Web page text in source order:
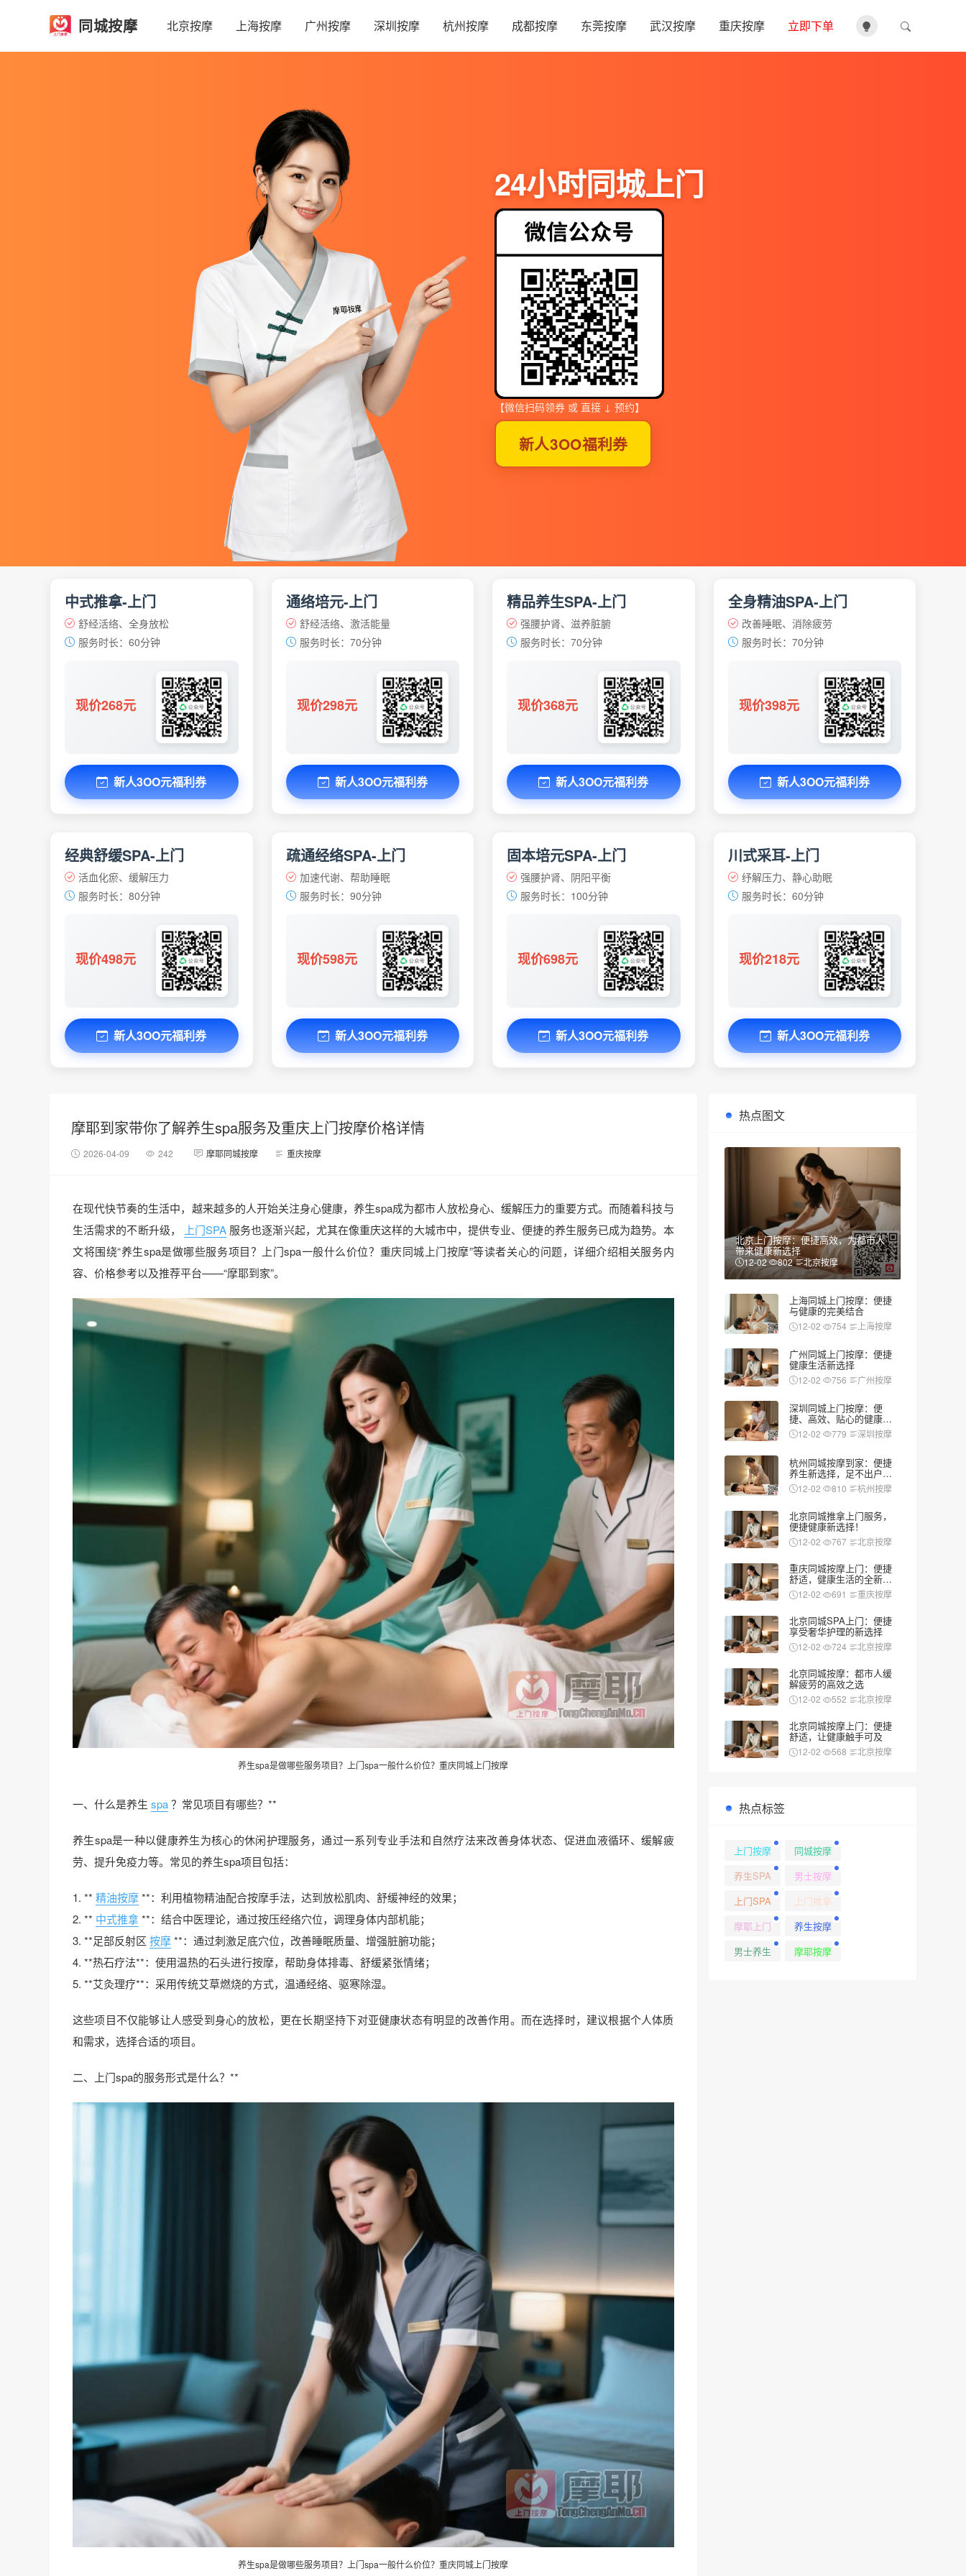
同城按摩 北京按摩 上海按摩 广州按摩 深圳按摩 杭州按摩 成都按摩 东莞按摩 武汉按摩 重庆按摩 立即下单
24小时同城上门
【微信扫码领券 或 直接 ↓ 预约】
新人3OO福利券
中式推拿-上门
舒经活络、全身放松
服务时长：60分钟
现价268元
新人3OO元福利券
通络培元-上门
舒经活络、激活能量
服务时长：70分钟
现价298元
新人3OO元福利券
精品养生SPA-上门
强腰护肾、滋养脏腑
服务时长：70分钟
现价368元
新人3OO元福利券
全身精油SPA-上门
改善睡眠、消除疲劳
服务时长：70分钟
现价398元
新人3OO元福利券
经典舒缓SPA-上门
活血化瘀、缓解压力
服务时长：80分钟
现价498元
新人3OO元福利券
疏通经络SPA-上门
加速代谢、帮助睡眠
服务时长：90分钟
现价598元
新人3OO元福利券
固本培元SPA-上门
强腰护肾、阴阳平衡
服务时长：100分钟
现价698元
新人3OO元福利券
川式采耳-上门
纾解压力、静心助眠
服务时长：60分钟
现价218元
新人3OO元福利券
摩耶到家带你了解养生spa服务及重庆上门按摩价格详情
2026-04-09 242 摩耶同城按摩 重庆按摩
在现代快节奏的生活中，越来越多的人开始关注身心健康，养生spa成为都市人放松身心、缓解压力的重要方式。而随着科技与
生活需求的不断升级，
上门SPA 服务也逐渐兴起，尤其在像重庆这样的大城市中，提供专业、便捷的养生服务已成为趋势。本
文将围绕“养生spa是做哪些服务项目？上门spa一般什么价位？重庆同城上门按摩”等读者关心的问题，详细介绍相关服务内
容、价格参考以及推荐平台——“摩耶到家”。
养生spa是做哪些服务项目？上门spa一般什么价位？重庆同城 上门按摩
一、什么是养生 spa？常见项目有哪些？**
养生spa是一种以健康养生为核心的休闲护理服务，通过一系列专业手法和自然疗法来改善身体状态、促进血液循环、缓解疲
劳、提升免疫力等。常见的养生spa项目包括：
1. ** 精油按摩**：利用植物精油配合按摩手法，达到放松肌肉、舒缓神经的效果；
2. ** 中式推拿**：结合中医理论，通过按压经络穴位，调理身体内部机能；
3. **足部反射区 按摩**：通过刺激足底穴位，改善睡眠质量、增强脏腑功能；
4. **热石疗法**：使用温热的石头进行按摩，帮助身体排毒、舒缓紧张情绪；
5. **艾灸理疗**：采用传统艾草燃烧的方式，温通经络、驱寒除湿。
这些项目不仅能够让人感受到身心的放松，更在长期坚持下对亚健康状态有明显的改善作用。而在选择时，建议根据个人体质
和需求，选择合适的项目。
二、上门spa的服务形式是什么？**
养生spa是做哪些服务项目？上门spa一般什么价位？重庆同城上门按摩
热点图文
北京上门按摩：便捷高效，为都市人
带来健康新选择
12-02 802 北京按摩
上海同城上门按摩：便捷
与健康的完美结合
12-02 754 上海按摩
广州同城上门按摩：便捷
健康生活新选择
12-02 756 广州按摩
深圳同城上门按摩：便
捷、高效、贴心的健康新
选择12-02 779 深圳按摩
杭州同城按摩到家：便捷
养生新选择，足不出户享
受专业服务
12-02 810 杭州按摩
北京同城推拿上门服务，
便捷健康新选择！
12-02 767 北京按摩
重庆同城按摩上门：便捷
舒适，健康生活的全新选
择12-02 691 重庆按摩
北京同城SPA上门：便捷
享受奢华护理的新选择
12-02 724 北京按摩
北京同城按摩：都市人缓
解疲劳的高效之选
12-02 552 北京按摩
北京同城按摩上门：便捷
舒适，让健康触手可及
12-02 568 北京按摩
热点标签
上门按摩
同城按摩
养生SPA
男士按摩
上门SPA
上门推拿
摩耶上门
养生按摩
男士养生
摩耶按摩